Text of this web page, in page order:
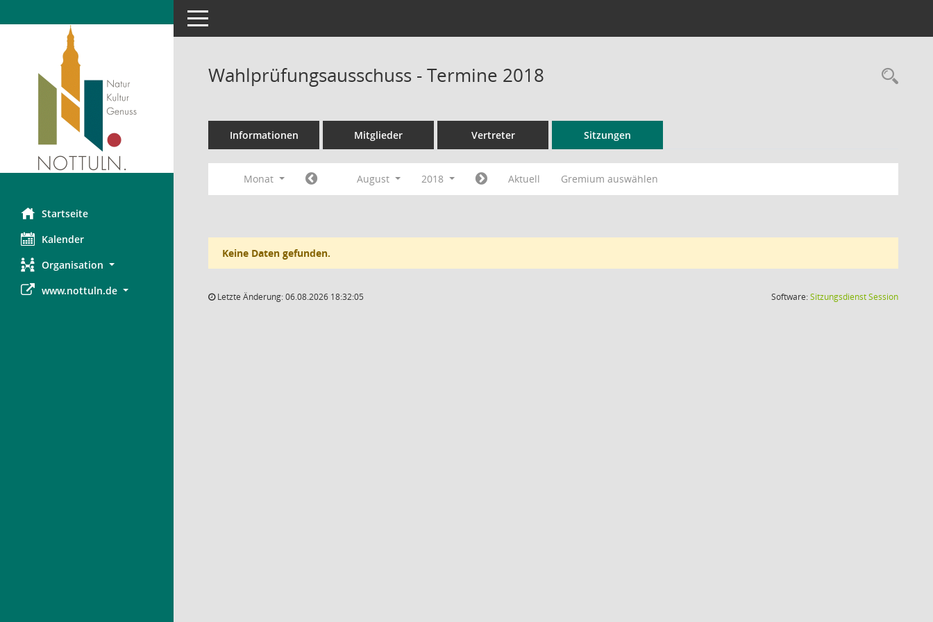
Startseite
Kalender
Organisation
www.nottuln.de
Toggle navigation
Wahlprüfungsausschuss - Termine 2018
Informationen Mitglieder Vertreter Sitzungen
Monat August 2018 Aktuell Gremium auswählen
Keine Daten gefunden.
Letzte Änderung: 06.08.2026 18:32:05 Software:SitzungsdienstSession(Wird in